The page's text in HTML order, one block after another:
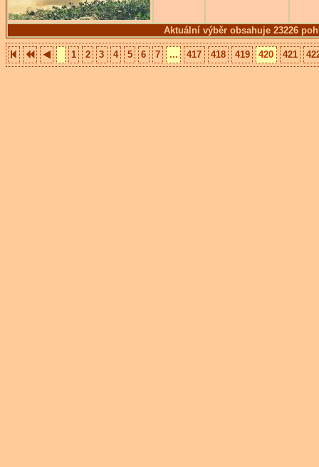
Aktuální výběr obsahuje 23226
1 2 3 4 5 6 7 ... 417 418 419 420 421